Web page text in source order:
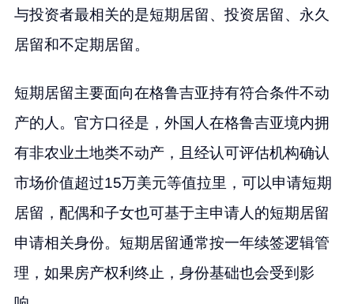
与投资者最相关的是短期居留、投资居留、永久
居留和不定期居留。
短期居留主要面向在格鲁吉亚持有符合条件不动
产的人。官方口径是，外国人在格鲁吉亚境内拥
有非农业土地类不动产，且经认可评估机构确认
市场价值超过15万美元等值拉里，可以申请短期
居留，配偶和子女也可基于主申请人的短期居留
申请相关身份。短期居留通常按一年续签逻辑管
理，如果房产权利终止，身份基础也会受到影